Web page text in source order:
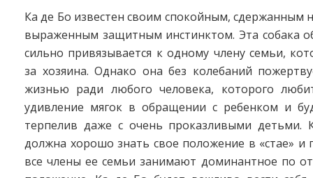
Ка де Бо известен своим спокойным, сдержанным
выраженным защитным инстинктом. Эта собака
сильно привязывается к одному члену семьи,
за хозяина. Однако она без колебаний
жизнью ради любого человека, которого
удивление мягок в обращении с ребенком и
терпелив даже с очень проказливыми детьми.
должна хорошо знать свое положение в «стае» и
все члены ее семьи занимают доминантное по